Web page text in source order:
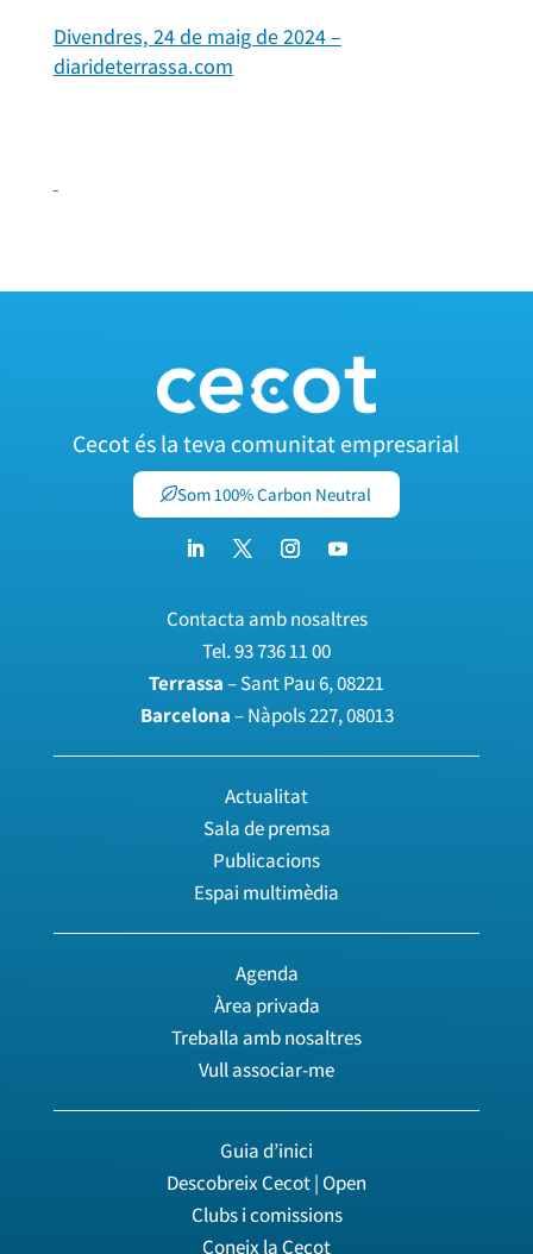
Divendres, 24 de maig de 2024 –
diarideterrassa.com
Cecot és la teva comunitat empresarial
Som 100% Carbon Neutral
Contacta amb nosaltres
Tel.93 736 11 00
Terrassa– Sant Pau 6, 08221
Barcelona– Nàpols 227, 08013
Actualitat
Sala de premsa
Publicacions
Espai multimèdia
Agenda
Àrea privada
Treballa amb nosaltres
Vull associar-me
Guia d’inici
Descobreix Cecot | Open
Clubs i comissions
Coneix la Cecot